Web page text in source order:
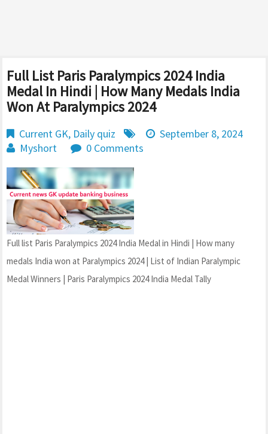
Full List Paris Paralympics 2024 India
Medal In Hindi | How Many Medals India
Won At Paralympics 2024
Current GK, Daily quiz
September 8, 2024
Myshort
0 Comments
Full list Paris Paralympics 2024 India Medal in Hindi | How many
medals India won at Paralympics 2024 | List of Indian Paralympic
Medal Winners | Paris Paralympics 2024 India Medal Tally